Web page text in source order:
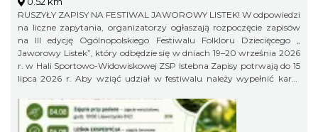
RUSZYŁY ZAPISY NA FESTIWAL JAWOROWY LISTEK! W odpowiedzi
na liczne zapytania, organizatorzy ogłaszają rozpoczęcie zapisów
na III edycję Ogólnopolskiego Festiwalu Folkloru Dziecięcego „
Jaworowy Listek”, który odbędzie się w dniach 19–20 września 2026
r. w Hali Sportowo-Widowiskowej ZSP Istebna Zapisy potrwają do 15
lipca 2026 r. Aby wziąć udział w festiwalu należy wypełnić kartę
jaworowylistek@gmail.com